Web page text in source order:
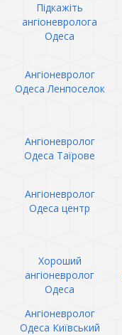
Підкажіть
ангіоневролога
Одеса
Ангіоневролог
Одеса Ленпоселок
Ангіоневролог
Одеса Таїрове
Ангіоневролог
Одеса центр
Хороший
ангіоневролог
Одеса
Ангіоневролог
Одеса Київський